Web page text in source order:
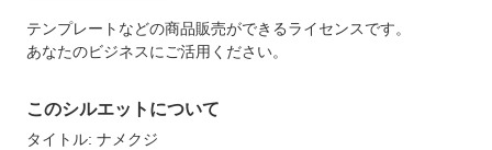
テンプレートなどの商品販売ができるライセンスです。
あなたのビジネスにご活用ください。
このシルエットについて
タイトル: ナメクジ